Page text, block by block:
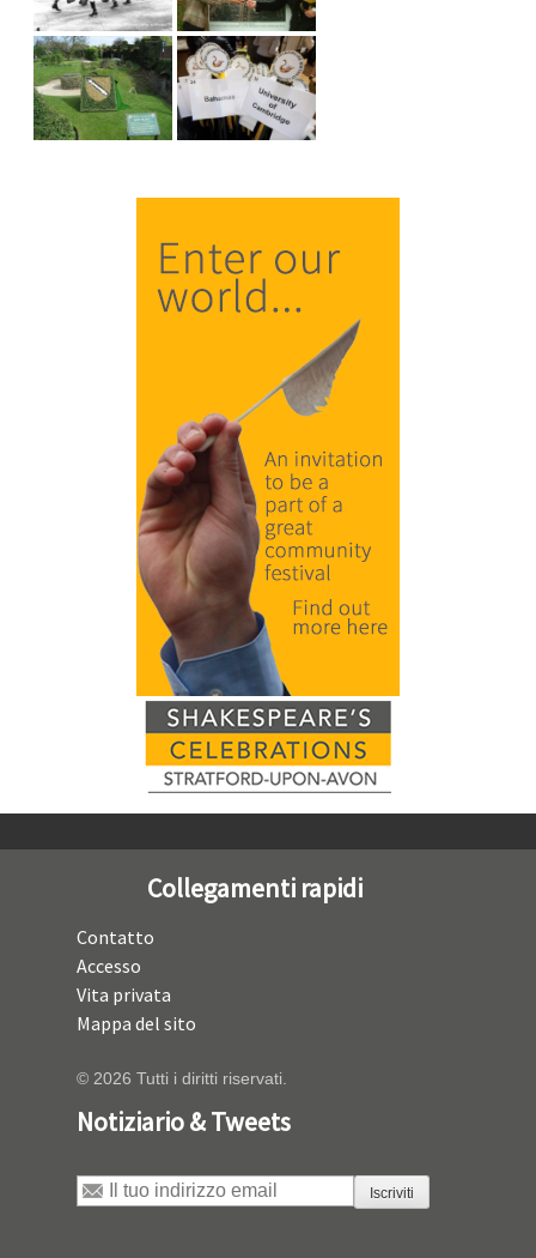
Collegamenti rapidi
Contatto
Accesso
Vita privata
Mappa del sito
© 2026 Tutti i diritti riservati.
Notiziario & Tweets